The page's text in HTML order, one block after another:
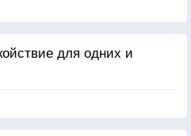
для одних и